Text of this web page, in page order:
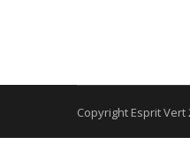
Copyright Esprit Vert